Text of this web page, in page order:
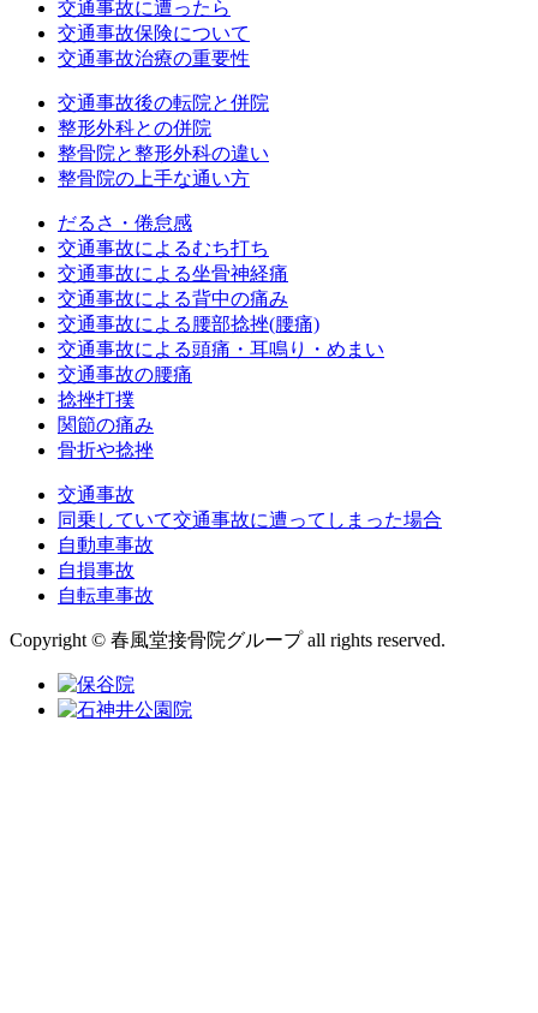
交通事故に遭ったら
交通事故保険について
交通事故治療の重要性
交通事故後の転院と併院
整形外科との併院
整骨院と整形外科の違い
整骨院の上手な通い方
だるさ・倦怠感
交通事故によるむち打ち
交通事故による坐骨神経痛
交通事故による背中の痛み
交通事故による腰部捻挫(腰痛)
交通事故による頭痛・耳鳴り・めまい
交通事故の腰痛
捻挫打撲
関節の痛み
骨折や捻挫
交通事故
同乗していて交通事故に遭ってしまった場合
自動車事故
自損事故
自転車事故
Copyright © 春風堂接骨院グループ all rights reserved.